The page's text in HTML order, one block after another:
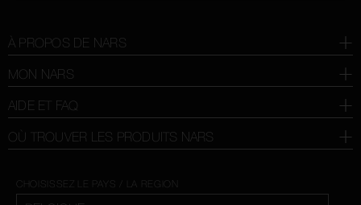
À PROPOS DE NARS
MON NARS
AIDE ET FAQ
OÙ TROUVER LES PRODUITS NARS
CHOISISSEZ LE PAYS / LA REGION